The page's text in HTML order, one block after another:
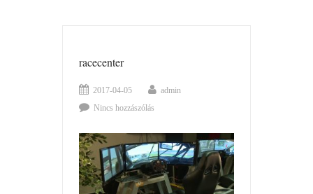
racecenter
2017-04-05
admin
Nincs hozzászólás